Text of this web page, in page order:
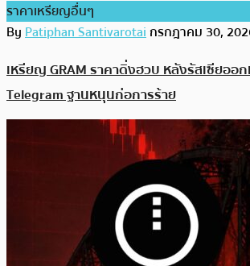
ราคาเหรียญอื่นๆ
ByPatiphan Santivarotaiกรกฎาคม 30,
เหรียญ GRAM ราคาดิ่งฮวบ หลังรัสเซียอ
Telegram ฐานหนุนก่อการร้าย